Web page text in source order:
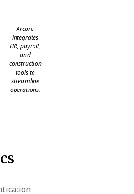
Arcoro
integrates
HR, payroll,
and
construction
tools to
streamline
operations.